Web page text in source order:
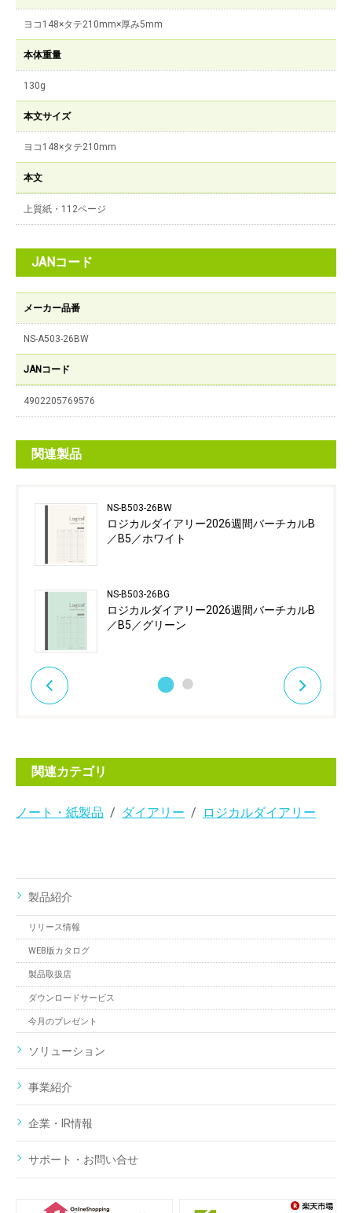
ヨコ148×タテ210mm×厚み5mm
本体重量
130g
本文サイズ
ヨコ148×タテ210mm
本文
上質紙・112ページ
JANコード
メーカー品番
NS-A503-26BW
JANコード
4902205769576
関連製品
NS-B503-26BW
ロジカルダイアリー2026週間バーチカルB
／B5／ホワイト
NS-B503-26BG
ロジカルダイアリー2026週間バーチカルB
／B5／グリーン
関連カテゴリ
ノート・紙製品 ダイアリー ロジカルダイアリー
製品紹介
リリース情報
WEB版カタログ
製品取扱店
ダウンロードサービス
今月のプレゼント
ソリューション
事業紹介
企業・IR情報
サポート・お問い合せ